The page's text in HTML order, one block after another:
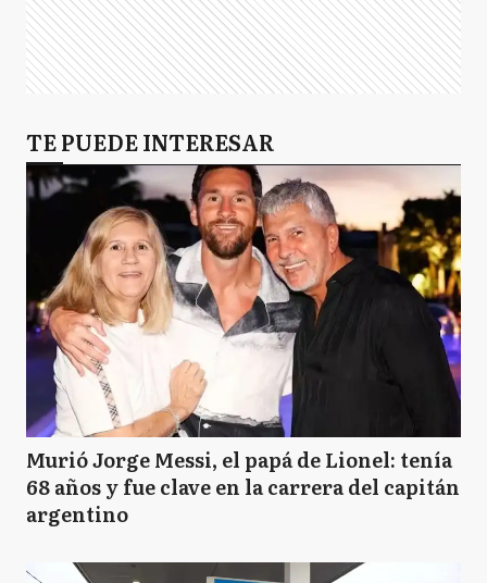
T Tigre
BA Buenos Aires
TE PUEDE INTERESAR
Murió Jorge Messi, el papá de Lionel: tenía
68 años y fue clave en la carrera del capitán
argentino